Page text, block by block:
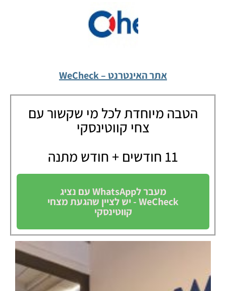
אתר האינטרנט – WeCheck
הטבה מיוחדת לכל מי שקשור עם
צחי קווטינסקי
11 חודשים + חודש מתנה
מעבר לWhatsApp עם נציג
WeCheck - יש לציין שהגעת מצחי
קווטינסקי